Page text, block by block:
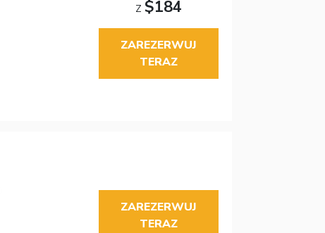
Z $184
ZAREZERWUJ
TERAZ
ZAREZERWUJ
TERAZ